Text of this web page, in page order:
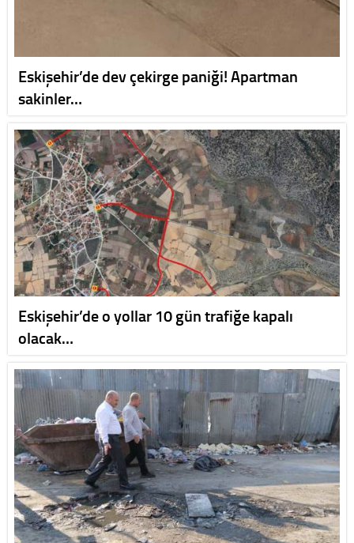
Eskişehir’de dev çekirge paniği! Apartman
sakinler…
Eskişehir’de o yollar 10 gün trafiğe kapalı
olacak…